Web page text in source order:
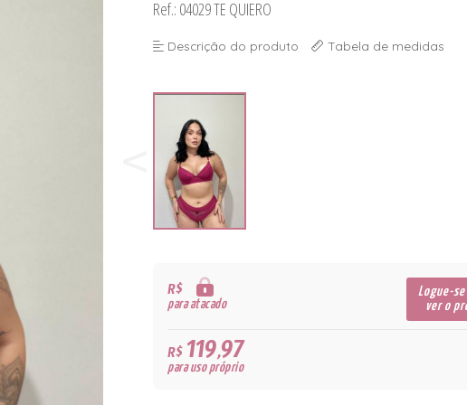
Ref.: 04029 TE QUIERO
Descrição do produto Tabela de medidas
R$
para atacado
Logue-se
ver o
R$119,97
para uso próprio